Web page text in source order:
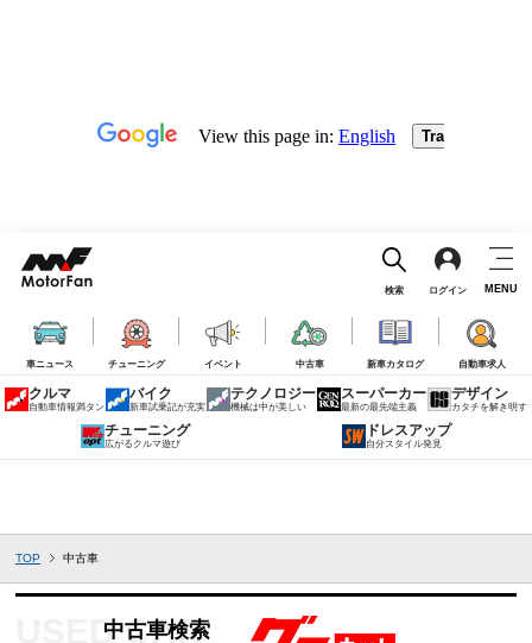
車ニュース チューニング イベント 中古車 新車カタログ 自動車求人
検索 ログイン MENU
クルマ
自動車情報満タン
バイク
新車試乗記が充実
テクノロジー
機械は中が美しい
スーパーカー
最新の最先端主義
デザイン
カタチを解き明す
チューニング
広がるクルマ遊び
ドレスアップ
自分スタイル発見
TOP 中古車
中古車検索